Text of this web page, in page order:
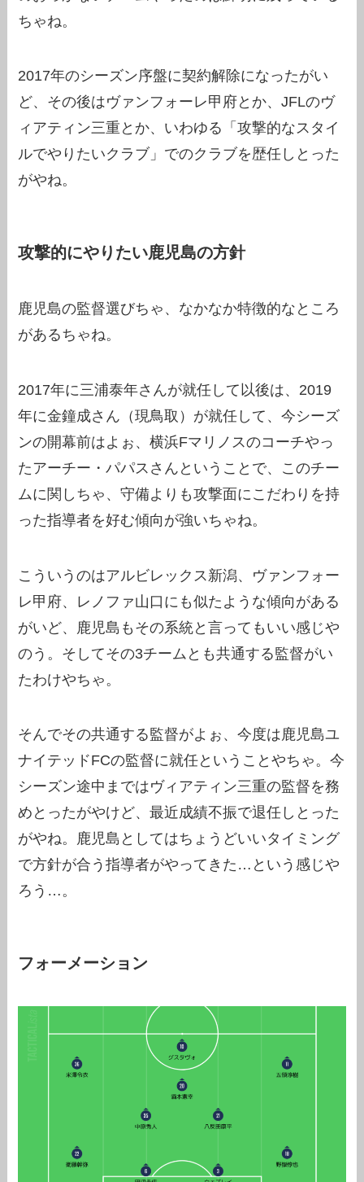
ちゃね。
2017年のシーズン序盤に契約解除になったがい
ど、その後はヴァンフォーレ甲府とか、JFLのヴ
ィアティン三重とか、いわゆる「攻撃的なスタイ
ルでやりたいクラブ」でのクラブを歴任しとった
がやね。
攻撃的にやりたい鹿児島の方針
鹿児島の監督選びちゃ、なかなか特徴的なところ
があるちゃね。
2017年に三浦泰年さんが就任して以後は、2019
年に金鐘成さん（現鳥取）が就任して、今シーズ
ンの開幕前はよぉ、横浜Fマリノスのコーチやっ
たアーチー・パパスさんということで、このチー
ムに関しちゃ、守備よりも攻撃面にこだわりを持
った指導者を好む傾向が強いちゃね。
こういうのはアルビレックス新潟、ヴァンフォー
レ甲府、レノファ山口にも似たような傾向がある
がいど、鹿児島もその系統と言ってもいい感じや
のう。そしてその3チームとも共通する監督がい
たわけやちゃ。
そんでその共通する監督がよぉ、今度は鹿児島ユ
ナイテッドFCの監督に就任ということやちゃ。今
シーズン途中まではヴィアティン三重の監督を務
めとったがやけど、最近成績不振で退任しとった
がやね。鹿児島としてはちょうどいいタイミング
で方針が合う指導者がやってきた…という感じや
ろう…。
フォーメーション